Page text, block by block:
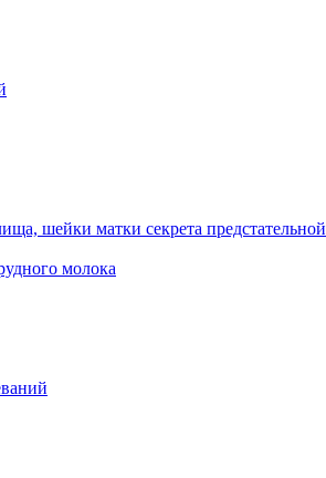
шейки матки секрета
молока